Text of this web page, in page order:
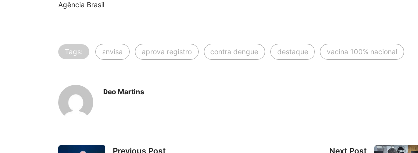
Agência Brasil
Tags: anvisa aprova registro contra dengue destaque vacina 100% nacional
Deo Martins
Previous Post Next Post